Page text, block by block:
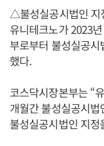
△불성실공시법인 지
유니테크노가 2023
부로부터 불성실공
했다.
코스닥시장본부는 “
개월간 불성실공시
불성실공시법인 지